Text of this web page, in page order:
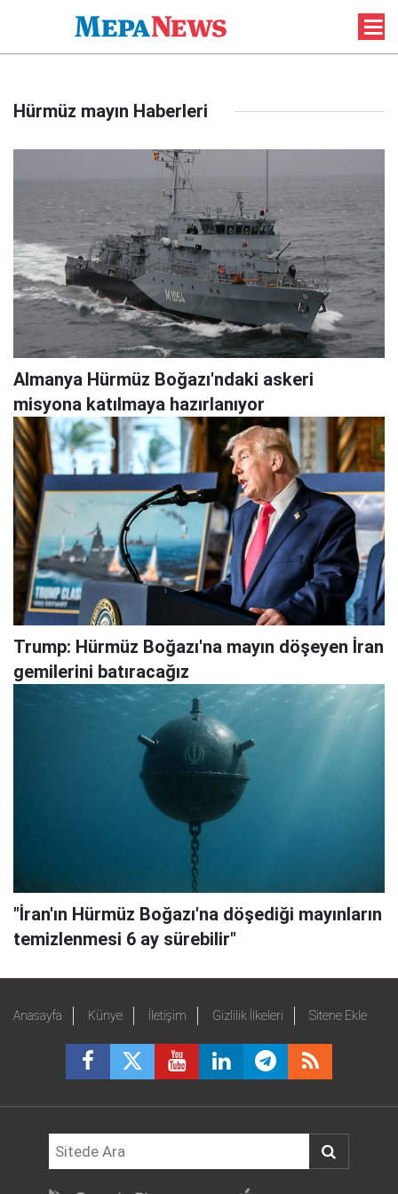
Hürmüz mayın Haberleri
Almanya Hürmüz Boğazı'ndaki askeri
misyona katılmaya hazırlanıyor
Trump: Hürmüz Boğazı'na mayın döşeyen İran
gemilerini batıracağız
"İran'ın Hürmüz Boğazı'na döşediği mayınların
temizlenmesi 6 ay sürebilir"
Anasayfa Künye İletişim Gizlilik İlkeleri Sitene Ekle